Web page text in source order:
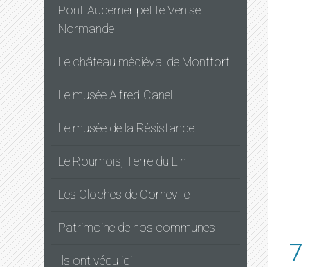
Pont-Audemer petite Venise
Normande
Le château médiéval de Montfort
Le musée Alfred-Canel
Le musée de la Résistance
Le Roumois, Terre du Lin
Les Cloches de Corneville
Patrimoine de nos communes
Ils ont vécu ici